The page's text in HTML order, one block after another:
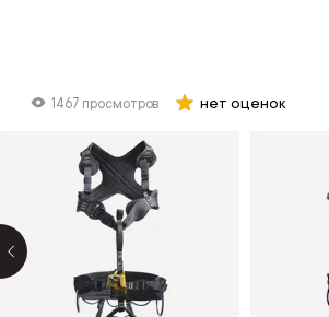
1467 просмотров нет оценок